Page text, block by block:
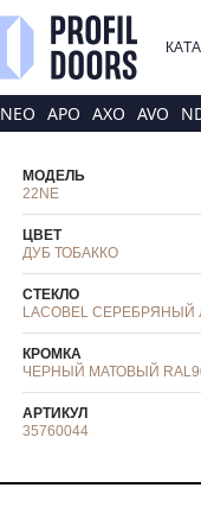
NEO APO AXO AVO
МОДЕЛЬ
22NE
ЦВЕТ
ДУБ ТОБАККО
СТЕКЛО
LACOBEL СЕРЕБРЯНЫЙ
КРОМКА
ЧЕРНЫЙ МАТОВЫЙ
АРТИКУЛ
35760044